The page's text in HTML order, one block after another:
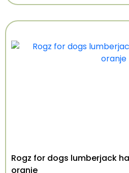
Rogz for dogs lumberjack
oranje